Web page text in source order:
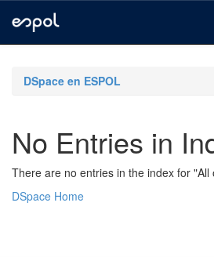
navigationDSpace en ESPOL
No Entries in
There are no entries in the index for "All
DSpace Home